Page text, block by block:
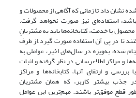
نشان داد تا زمانی که آگاهی از محصولات و
استفاده‌ای نیز صورت نخواهد گرفت.
محصول یا خدمت، کتابخانه‌ها باید به مشتریانِ
تا در پی آن استفاده صورت گیرد.از طرف
شده، به‌ویژه در سال‌های اخیر، عواملی به
و مراکز اطلاع­رسانی در نظر گرفته و اثبات
و ارتقای آنها، کتابخانه‌ها و مراکز
در جذب بیشتر کاربر، که همان مشتریان
قطع موفق‌تر باشند. مهم‌ترین این عوامل